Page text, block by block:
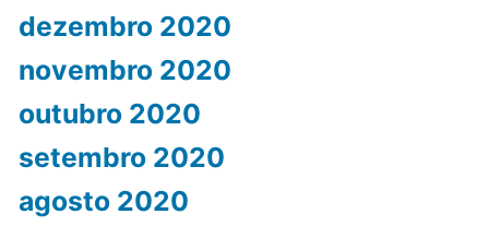
dezembro 2020
novembro 2020
outubro 2020
setembro 2020
agosto 2020